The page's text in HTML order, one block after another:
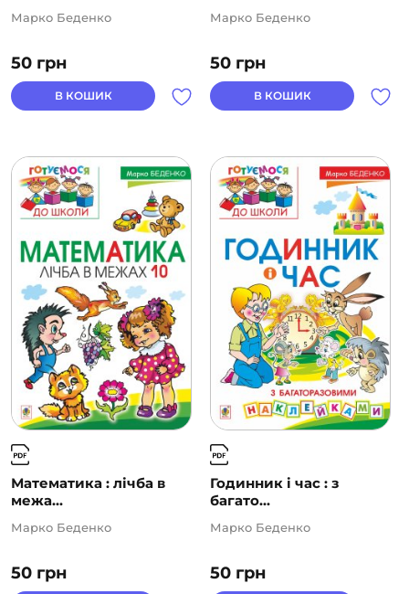
50 грн
Марко Беденко
В КОШИК
50 грн
Марко Беденко
В КОШИК
Математика : лічба в
межа...
50 грн
Марко Беденко
Годинник і час : з
багато...
50 грн
Марко Беденко